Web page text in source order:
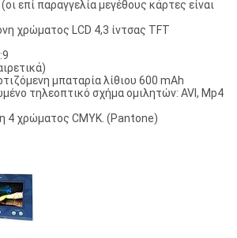
επί παραγγελία μεγέθους κάρτες είναι
χρώματος LCD 4,3 ίντσας TFT
μπαταρία λίθιου 600 mAh
τηλεοπτικό σχήμα ομιλητών: AVI, Mp4
4 χρώματος CMYK. (Pantone)